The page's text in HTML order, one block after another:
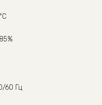
60 Гц